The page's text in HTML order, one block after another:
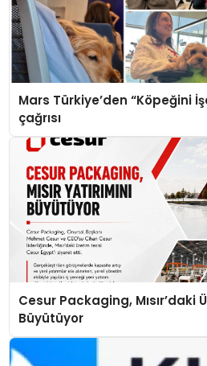
Mars Türkiye’den “Köpeğini
çağrısı
Cesur Packaging, Mısır’daki
Büyütüyor